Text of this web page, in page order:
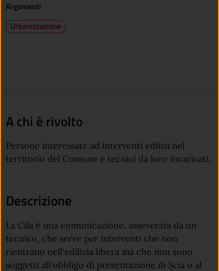
Argomenti
Urbanizzazione
A chi è rivolto
Persone interessate ad interventi edilizi nel
territorio del Comune e tecnici da loro incaricati.
Descrizione
La Cila è una comunicazione, asseverata da un
tecnico, che serve per interventi che non
rientrano nell'edilizia libera ma che non sono
soggetti all'obbligo di presentazione di Scia o al